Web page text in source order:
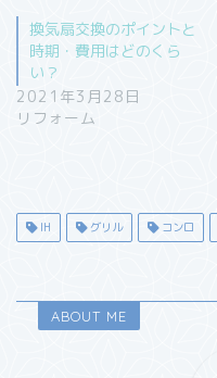
換気扇交換のポイントと
時期・費用はどのくら
い？
2021年3月28日
リフォーム
IH グリル コンロ
ABOUT ME